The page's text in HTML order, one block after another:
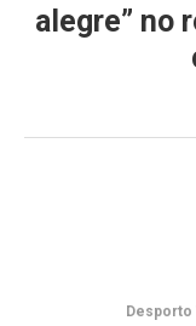
alegre” no
Desporto